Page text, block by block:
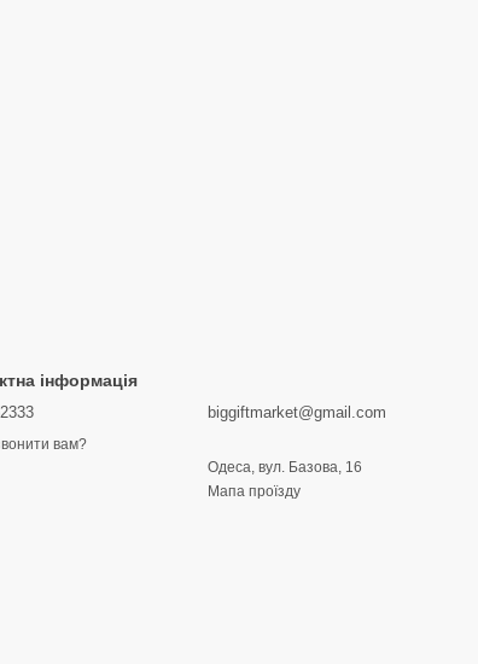
інформація
вам?
biggiftmarket@gmail.com
Одеса, вул. Базова, 16
Мапа проїзду